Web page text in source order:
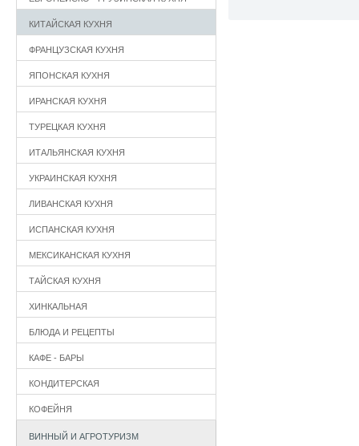
КИТАЙСКАЯ КУХНЯ
ФРАНЦУЗСКАЯ КУХНЯ
ЯПОНСКАЯ КУХНЯ
ИРАНСКАЯ КУХНЯ
ТУРЕЦКАЯ КУХНЯ
ИТАЛЬЯНСКАЯ КУХНЯ
УКРАИНСКАЯ КУХНЯ
ЛИВАНСКАЯ КУХНЯ
ИСПАНСКАЯ КУХНЯ
МЕКСИКАНСКАЯ КУХНЯ
ТАЙСКАЯ КУХНЯ
ХИНКАЛЬНАЯ
БЛЮДА И РЕЦЕПТЫ
КАФЕ - БАРЫ
КОНДИТЕРСКАЯ
КОФЕЙНЯ
ВИННЫЙ И АГРОТУРИЗМ